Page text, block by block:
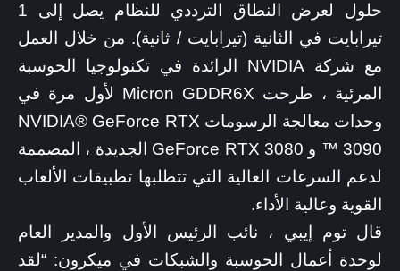
حلول لعرض النطاق الترددي للنظام يصل إلى 1
تيرابايت في الثانية (تيرابايت / ثانية). من خلال العمل
مع شركة NVIDIA الرائدة في تكنولوجيا الحوسبة
المرئية ، طرحت Micron GDDR6X لأول مرة في
وحدات معالجة الرسومات NVIDIA® GeForce RTX
™ 3090 و GeForce RTX 3080 الجديدة ، المصممة
لدعم السرعات العالية التي تتطلبها تطبيقات الألعاب
القوية وعالية الأداء.
قال توم إيبي ، نائب الرئيس الأول والمدير العام
لوحدة أعمال الحوسبة والشبكات في ميكرون: “لقد